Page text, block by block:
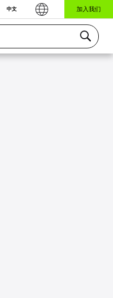
中文 加入我们